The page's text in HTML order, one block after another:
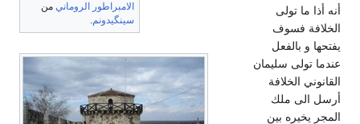
الامبراطور الروماني من
سينگيدونم.
أنه أذا ما تولى
الخلافة فسوف
يفتحها و بالفعل
عندما تولى سليمان
القانوني الخلافة
أرسل الى ملك
المجر يخيره بين